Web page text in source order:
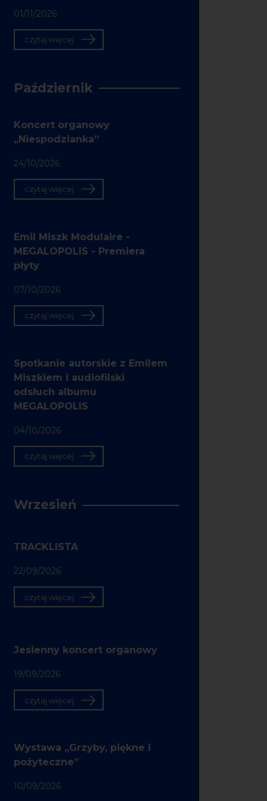
01/11/2026
czytaj więcej
Październik
Koncert organowy
„Niespodzianka”
24/10/2026
czytaj więcej
Emil Miszk Modulaire -
MEGALOPOLIS - Premiera
płyty
07/10/2026
czytaj więcej
Spotkanie autorskie z Emilem
Miszkiem i audiofilski
odsłuch albumu
MEGALOPOLIS
04/10/2026
czytaj więcej
Wrzesień
TRACKLISTA
22/09/2026
czytaj więcej
Jesienny koncert organowy
19/09/2026
czytaj więcej
Wystawa „Grzyby, piękne i
pożyteczne”
10/09/2026